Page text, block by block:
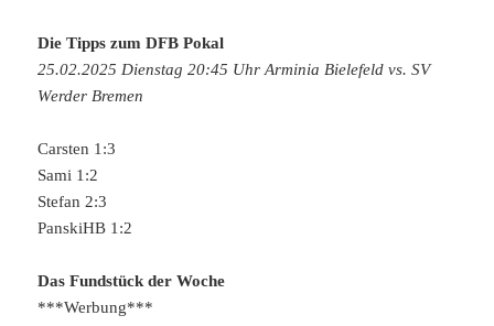
Die Tipps zum DFB Pokal
25.02.2025 Dienstag 20:45 Uhr Arminia Bielefeld vs. SV
Werder Bremen
Carsten 1:3
Sami 1:2
Stefan 2:3
PanskiHB 1:2
Das Fundstück der Woche
***Werbung***